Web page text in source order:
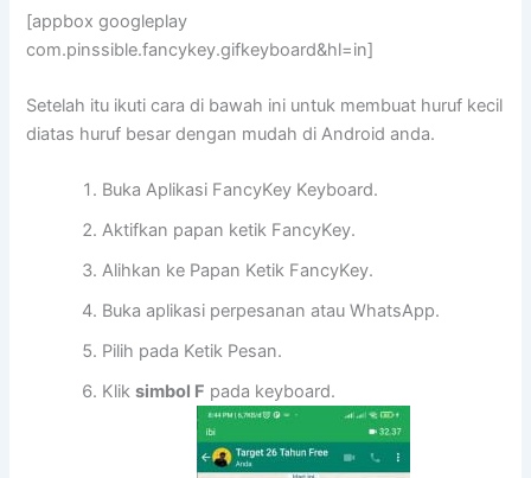
[appbox googleplay
com.pinssible.fancykey.gifkeyboard&hl=in]
Setelah itu ikuti cara di bawah ini untuk membuat huruf kecil
diatas huruf besar dengan mudah di Android anda.
Buka Aplikasi FancyKey Keyboard.
Aktifkan papan ketik FancyKey.
Alihkan ke Papan Ketik FancyKey.
Buka aplikasi perpesanan atau WhatsApp.
Pilih pada Ketik Pesan.
Kliksimbol F pada keyboard.